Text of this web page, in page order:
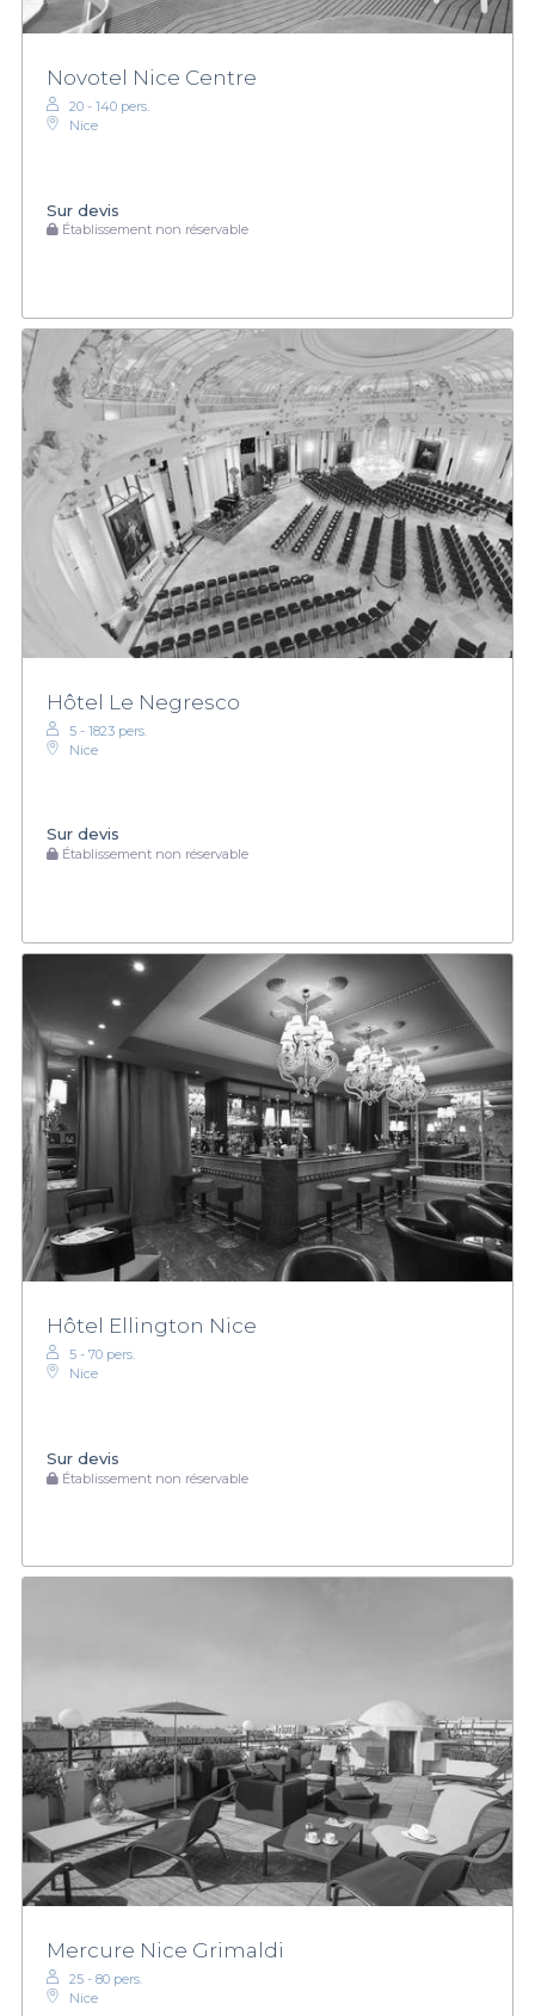
Novotel Nice Centre
20 - 140 pers.
Nice
Sur devis
Établissement non réservable
Hôtel Le Negresco
5 - 1823 pers.
Nice
Sur devis
Établissement non réservable
Hôtel Ellington Nice
5 - 70 pers.
Nice
Sur devis
Établissement non réservable
Mercure Nice Grimaldi
25 - 80 pers.
Nice